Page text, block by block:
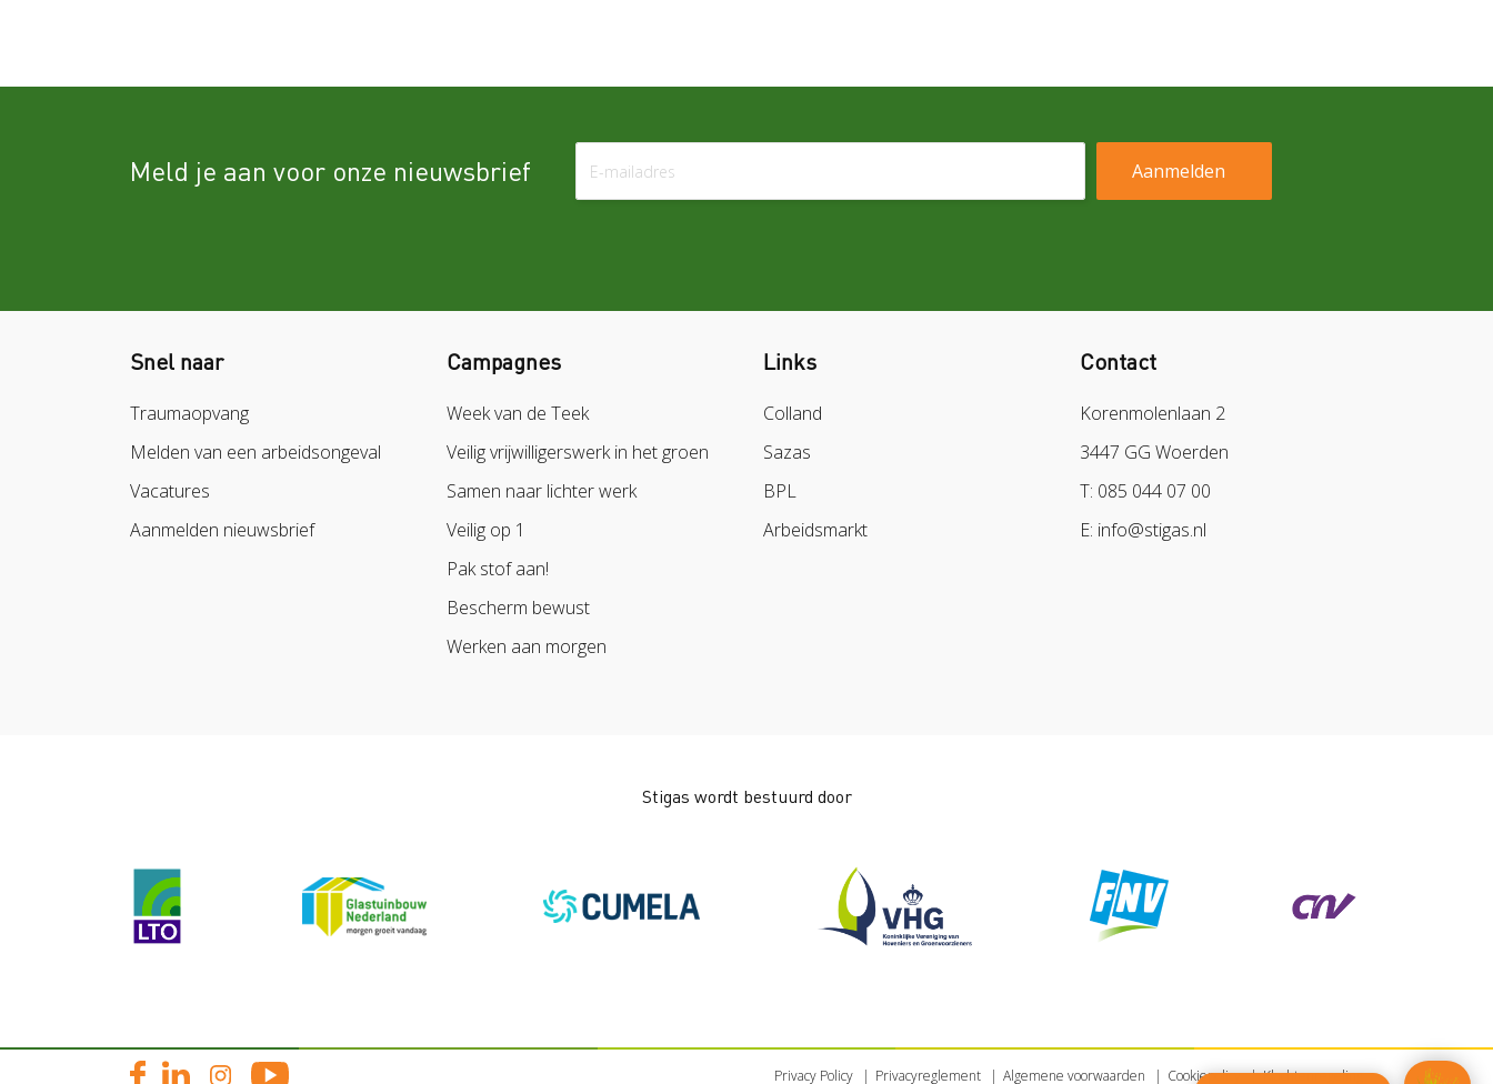
Meld je aan voor onze nieuwsbrief
Snel naar
Traumaopvang
Melden van een arbeidsongeval
Vacatures
Aanmelden nieuwsbrief
Campagnes
Week van de Teek
Veilig vrijwilligerswerk in het groen
Samen naar lichter werk
Veilig op 1
Pak stof aan!
Bescherm bewust
Werken aan morgen
Links
Colland
Sazas
BPL
Arbeidsmarkt
Contact
Korenmolenlaan 2
3447 GG Woerden
T: 085 044 07 00
E: info@stigas.nl
Stigas wordt bestuurd door
Privacy Policy Privacyreglement Algemene voorwaarden Cookiepolicy Klachtenregeling